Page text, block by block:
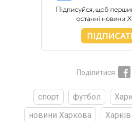
Поділитися
спорт футбол
новини Харкова
Харків